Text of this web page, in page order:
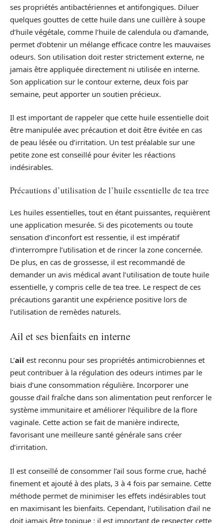
ses propriétés antibactériennes et antifongiques. Diluer
quelques gouttes de cette huile dans une cuillère à soupe
d’huile végétale, comme l’huile de calendula ou d’amande,
permet d’obtenir un mélange efficace contre les mauvaises
odeurs. Son utilisation doit rester strictement externe, ne
jamais être appliquée directement ni utilisée en interne.
Son application sur le contour externe, deux fois par
semaine, peut apporter un soutien précieux.
Il est important de rappeler que cette huile essentielle doit
être manipulée avec précaution et doit être évitée en cas
de peau lésée ou d’irritation. Un test préalable sur une
petite zone est conseillé pour éviter les réactions
indésirables.
Précautions d’utilisation de l’huile essentielle de tea tree
Les huiles essentielles, tout en étant puissantes, requièrent
une application mesurée. Si des picotements ou toute
sensation d’inconfort est ressentie, il est impératif
d’interrompre l’utilisation et de rincer la zone concernée.
De plus, en cas de grossesse, il est recommandé de
demander un avis médical avant l’utilisation de toute huile
essentielle, y compris celle de tea tree. Le respect de ces
précautions garantit une expérience positive lors de
l’utilisation de remèdes naturels.
Ail et ses bienfaits en interne
L’ail est reconnu pour ses propriétés antimicrobiennes et
peut contribuer à la régulation des odeurs intimes par le
biais d’une consommation régulière. Incorporer une
gousse d’ail fraîche dans son alimentation peut renforcer le
système immunitaire et améliorer l’équilibre de la flore
vaginale. Cette action se fait de manière indirecte,
favorisant une meilleure santé générale sans créer
d’irritation.
Il est conseillé de consommer l’ail sous forme crue, haché
finement et ajouté à des plats, 3 à 4 fois par semaine. Cette
méthode permet de minimiser les effets indésirables tout
en maximisant les bienfaits. Cependant, l’utilisation d’ail ne
doit jamais être topique ; il est important de respecter cette